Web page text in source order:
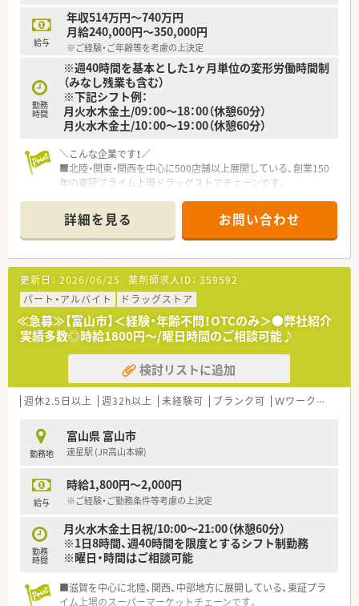
給与
年収514万円～740万円
月給240,000円～350,000円
※ご経験・ご年齢等を考慮の上決定
勤務
時間
※週40時間を基本とした1ヶ月単位の変形労働時間制
（みなし残業も含む）
※下記シフト例：
月火水木金土/09：00～18：00（休憩60分）
月火水木金土/10：00～19：00（休憩60分）
＼こんな企業です！／
■北陸・関東・関西を中心に500店舗以上展開している、創業150
年の東証プライム上場ドラッグストアチェーンです。
トに、調剤部門やビューティー部門・フード部門など様々な業態
の部門を1店舗に集約したお店作りが特徴です。
＼職場環境は？／
■ドラッグストア部門と調剤部門で配属が分かれており、医療事
務スタッフも常駐している為、薬剤師業務に注力できる環境が整
っております。※OTC領域を学ぶために、配属店舗のエリア内に
て3か月程研修を設けられております。
■待合室には無料ドリンクサービスなど患者様のストレスを軽
減しクレームの発生を未然に防ぐことで、従業員の方々を守る取
り組みがなされています。
★コンサルタントのオススメポイント★
■キャリアアップを目指される方にオススメ！2年目で薬局長・4
ございます
■座り投薬により、患者様とじっくりお話しすることができま
す。
ャリア重視型】のコースがお選び頂けます！
詳細を見る お問い合わせ
更新日： 2026/06/25 薬剤師求人ID： 359592
パート・アルバイト
ドラッグストア
≪急募≫【富山市】＜経験・年齢不問！OTCのみ＞●弊社紹介
実績多数◎時給1800円～/曜日時間のご相談可能♪
検討リストに追加
週休2.5日以上 週32h以上 未経験可 ブランク可 Ｗワーク可
勤務地
富山県 富山市
速星駅 (JR高山本線)
給与
時給1,800円～2,000円
※ご経験・ご勤務条件等考慮の上決定
勤務
時間
月火水木金土日祝/10:00～21:00（休憩60分）
※1日8時間、週40時間を限度とするシフト制勤務
※曜日・時間はご相談可能
■滋賀を中心に北陸、関西、中部地方に展開している、東証プラ
イム上場のスーパーマーケットチェーンです。